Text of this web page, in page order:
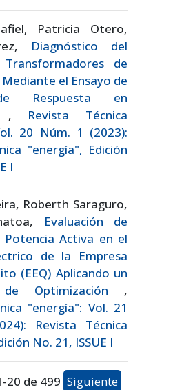
Patricia Otero,
Diagnóstico del
de
el Ensayo de
Respuesta en
, Revista Técnica
20 Núm. 1 (2023):
"energía", Edición
I
Roberth Saraguro,
Evaluación de
Potencia Activa en el
de la Empresa
(EEQ) Aplicando un
Optimización ,
"energía": Vol. 21
Revista Técnica
No. 21, ISSUE I
20 de 499 Siguiente